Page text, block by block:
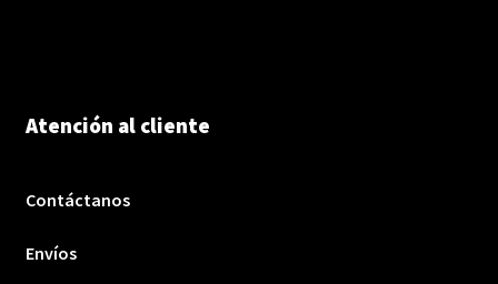
Atención al cliente
Contáctanos
Envíos